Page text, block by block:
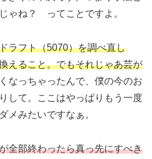
ゃね？ ってことですよ。
ラフト（5070）を調べ直し
えること。でもそれじゃあ芸が
なっちゃったんで、僕の今のお
して。ここはやっぱりもう一度
メみたいですなぁ。
全部終わったら真っ先にすべき